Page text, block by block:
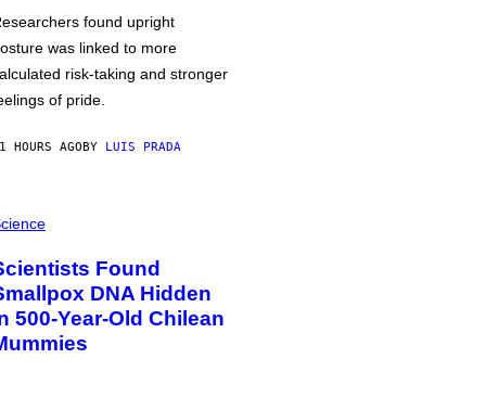
found upright
was linked to more
risk-taking and stronger
of pride.
HOURS AGOBY LUIS PRADA
Found
DNA Hidden
500-Year-Old Chilean